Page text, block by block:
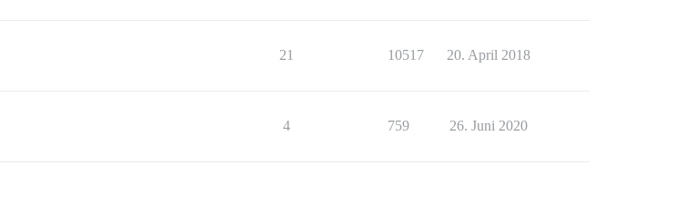
21 10517 20. April 2018
4 759 26. Juni 2020